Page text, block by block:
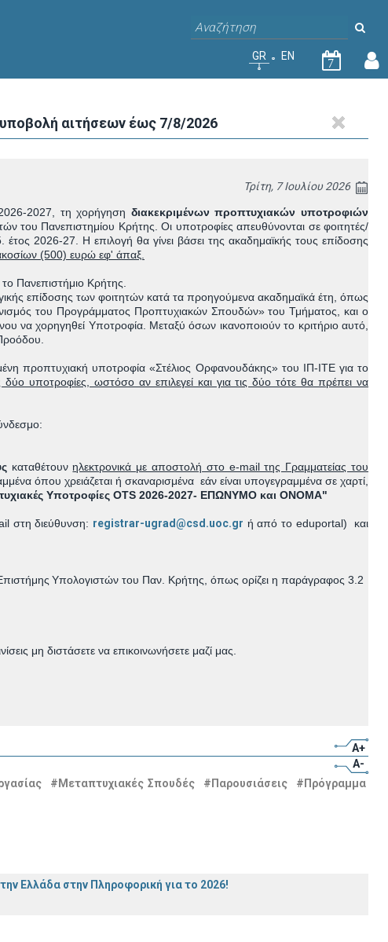
GR EN
7
αιτήσεων έως 7/8/2026
Τρίτη, 7 Ιουλίου 2026
2027, τη χορήγηση διακεκριμένων προπτυχιακών υποτροφιών
του Πανεπιστημίου Κρήτης. Οι υποτροφίες απευθύνονται σε φοιτητές/
2026-27. Η επιλογή θα γίνει βάσει της ακαδημαϊκής τους επίδοσης
(500) ευρώ εφ' άπαξ.
Πανεπιστήμιο Κρήτης.
επίδοσης των φοιτητών κατά τα προηγούμενα ακαδημαϊκά έτη, όπως
του Προγράμματος Προπτυχιακών Σπουδών» του Τμήματος, και ο
να χορηγηθεί Υποτροφία. Μεταξύ όσων ικανοποιούν το κριτήριο αυτό,
προπτυχιακή υποτροφία «Στέλιος Ορφανουδάκης» του ΙΠ-ΙΤΕ για το
δύο υποτροφίες, ωστόσο αν επιλεγεί και για τις δύο τότε θα πρέπει να
καταθέτουνηλεκτρονικά με αποστoλή στο e-mail της Γραμματείας του
όπου χρειάζεται ή σκαναρισμένα εάν είναι υπογεγραμμένα σε χαρτί,
Υποτροφίες OTS 2026-2027- ΕΠΩΝΥΜΟ και ΟΝΟΜΑ"
στη διεύθυνση: registrar-ugrad@csd.uoc.gr ή από το eduportal) και
Υπολογιστών του Παν. Κρήτης, όπως ορίζει η παράγραφος 3.2
μη διστάσετε να επικοινωνήσετε μαζί μας.
A+
A-
#Μεταπτυχιακές Σπουδές #Παρουσιάσεις
#Πρόγραμμα
Ελλάδα στην Πληροφορική για το 2026!